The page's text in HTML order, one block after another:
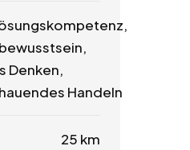
Denken,
Handeln
25 km